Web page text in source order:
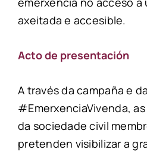
axeitada e accesible.
Acto de presentación
A través da campaña e
#EmerxenciaVivenda,
da sociedade civil
pretenden visibilizar a